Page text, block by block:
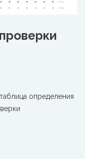
определения